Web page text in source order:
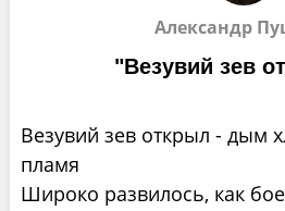
Александр
"Везувий зев
Везувий зев открыл - дым
пламя
Широко развилось, как